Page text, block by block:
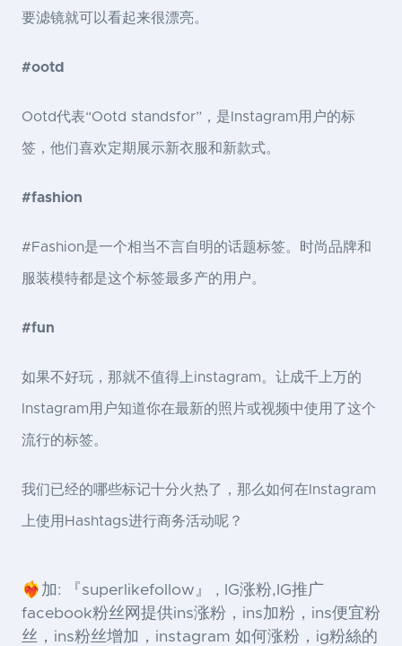
要滤镜就可以看起来很漂亮。
#ootd
Ootd代表“Ootd standsfor”，是Instagram用户的标
签，他们喜欢定期展示新衣服和新款式。
#fashion
#Fashion是一个相当不言自明的话题标签。时尚品牌和
服装模特都是这个标签最多产的用户。
#fun
如果不好玩，那就不值得上instagram。让成千上万的
Instagram用户知道你在最新的照片或视频中使用了这个
流行的标签。
我们已经的哪些标记十分火热了，那么如何在Instagram
上使用Hashtags进行商务活动呢？
❤️‍🔥加: 『superlikefollow』 , IG涨粉,IG推广
facebook粉丝网提供ins涨粉，ins加粉，ins便宜粉
丝，ins粉丝增加，instagram 如何涨粉，ig粉絲的